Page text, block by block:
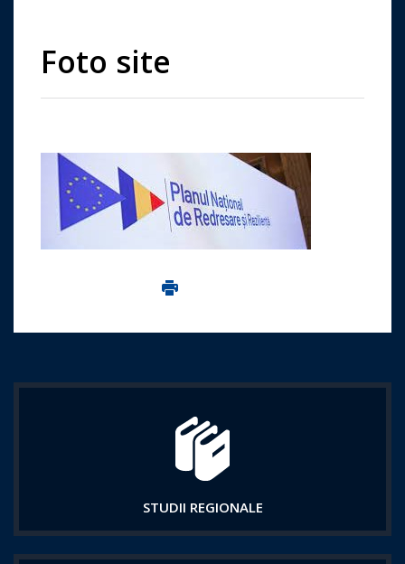
Foto site
Imprima aceasta pagina
STUDII REGIONALE